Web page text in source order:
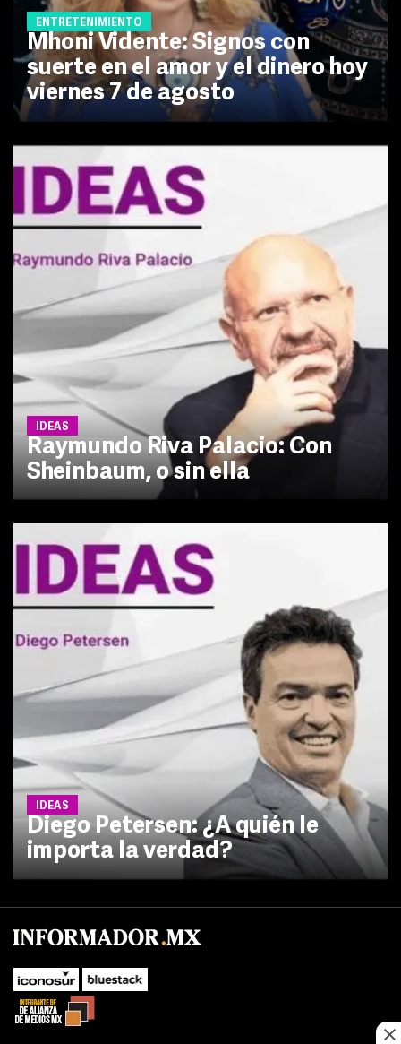
ENTRETENIMIENTO
Mhoni Vidente: Signos con
suerte en el amor y el dinero hoy
viernes 7 de agosto
IDEAS
Raymundo Riva Palacio: Con
Sheinbaum, o sin ella
IDEAS
Diego Petersen: ¿A quién le
importa la verdad?